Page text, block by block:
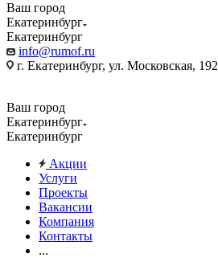
Ваш город
Екатеринбург
Екатеринбург
info@rumof.ru
г. Екатеринбург, ул. Московская, 192
Ваш город
Екатеринбург
Екатеринбург
Акции
Услуги
Проекты
Вакансии
Компания
Контакты
...